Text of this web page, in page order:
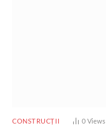
CONSTRUCȚII 0Views